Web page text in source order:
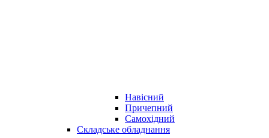
Навісний
Причепний
Самохідний
Складське обладнання